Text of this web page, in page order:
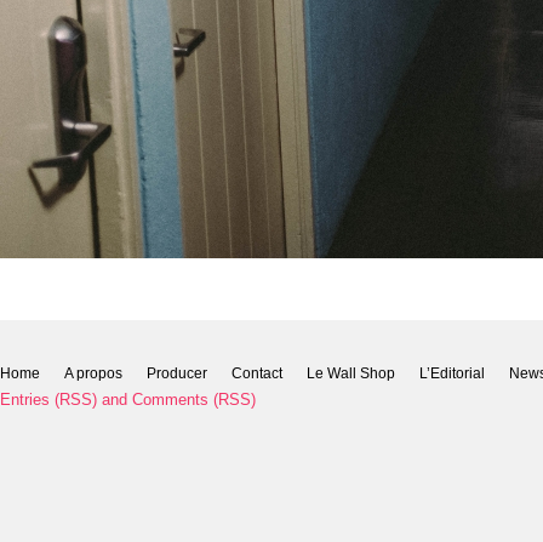
Home A propos Producer Contact Le Wall Shop L’Editorial
Entries (RSS) and Comments (RSS)